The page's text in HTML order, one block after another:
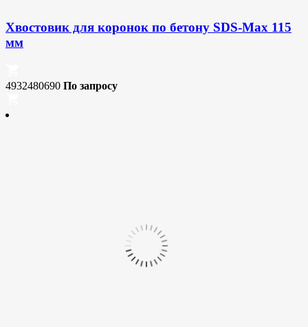
Хвостовик для коронок по бетону SDS-Max 115
мм
4932480690 По запросу